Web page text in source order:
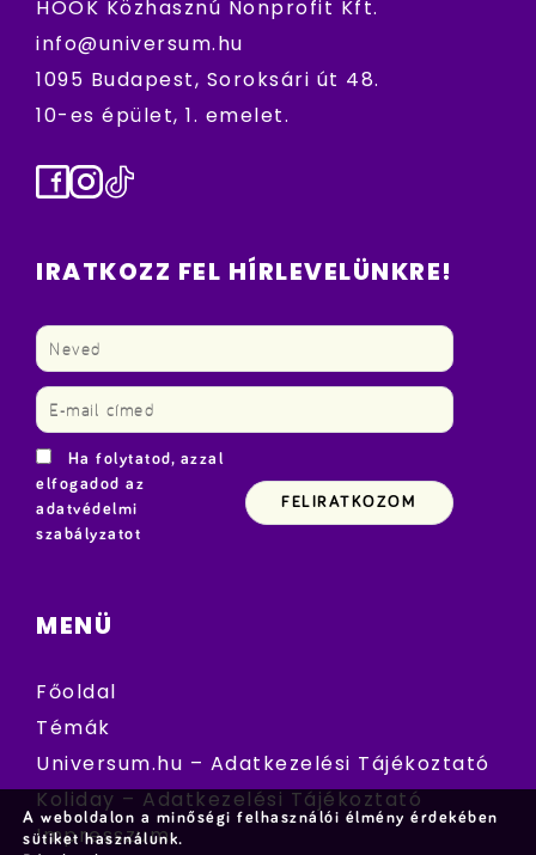
HÖOK Közhasznú Nonprofit Kft.
info@universum.hu
1095 Budapest, Soroksári út 48.
10-es épület, 1. emelet.
Facebook
Instagram
TikTok
IRATKOZZ FEL HÍRLEVELÜNKRE!
Ha folytatod, azzal
elfogadod az
adatvédelmi
szabályzatot
MENÜ
Főoldal
Témák
Universum.hu – Adatkezelési Tájékoztató
Koliday – Adatkezelési Tájékoztató
Impresszum
A weboldalon a minőségi felhasználói élmény érdekében
sütiket használunk.